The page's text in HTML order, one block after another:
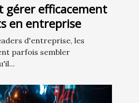
gérer efficacement
en entreprise
d'entreprise, les
parfois sembler